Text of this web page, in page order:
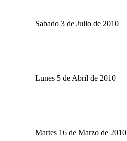
Sabado 3 de Julio de 2010
Lunes 5 de Abril de 2010
Martes 16 de Marzo de 2010